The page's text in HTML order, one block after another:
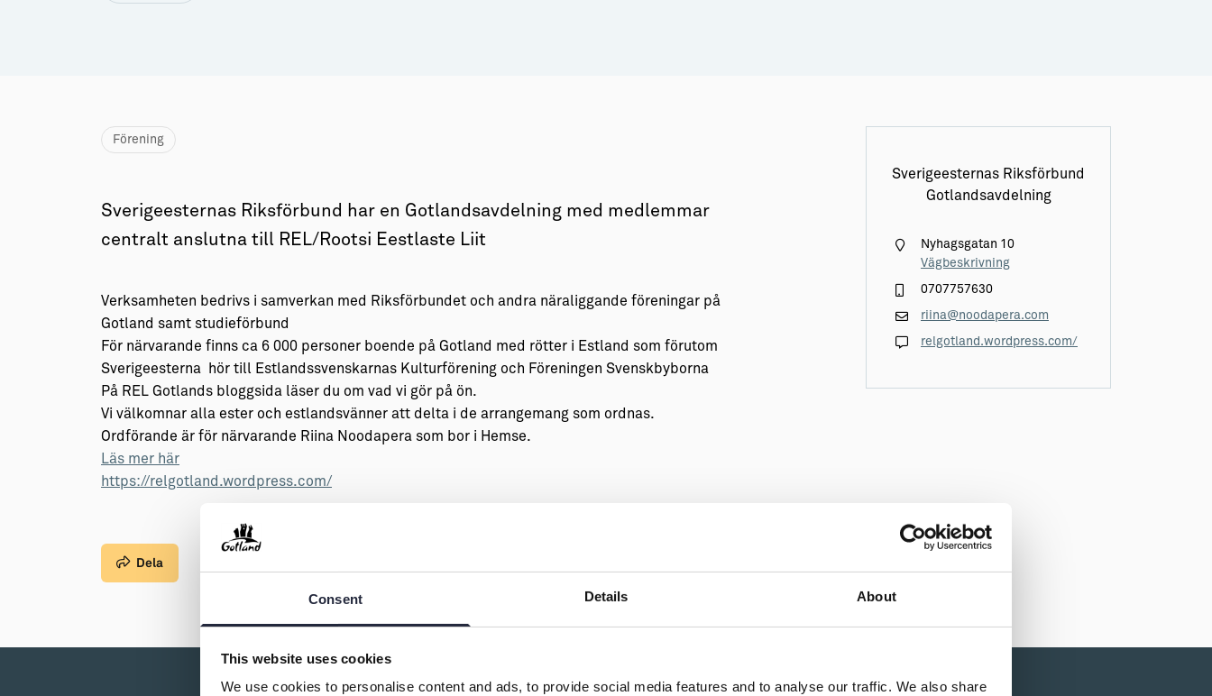
Consent Details About
This website uses cookies
We use cookies to personalise content and ads, to provide social media features and to analyse our traffic. We also share
Möten & kongresser
Gotlands kulturarv
Medeltidsveckan
→ Hyra bostad
→ Bygga hus
→ Fritidsliv
→ Idrottsliv
→ Tonårsliv
Barn & Familj
Förening
Sverigeesternas Riksförbund har en Gotlandsavdelning med medlemmar
centralt anslutna till REL/Rootsi Eestlaste Liit
Verksamheten bedrivs i samverkan med Riksförbundet och andra näraliggande föreningar på
Gotland samt studieförbund
För närvarande finns ca 6 000 personer boende på Gotland med rötter i Estland som förutom
Sverigeesterna hör till Estlandssvenskarnas Kulturförening och Föreningen Svenskbyborna
På REL Gotlands bloggsida läser du om vad vi gör på ön.
Vi välkomnar alla ester och estlandsvänner att delta i de arrangemang som ordnas.
Ordförande är för närvarande Riina Noodapera som bor i Hemse.
Läs mer här
https://relgotland.wordpress.com/
Sverigeesternas Riksförbund
Gotlandsavdelning
Nyhagsgatan 10
Vägbeskrivning
0707757630
riina@noodapera.com
relgotland.wordpress.com/
Dela